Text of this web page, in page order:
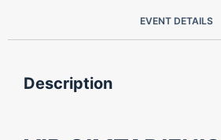
EVENT DETAILS
Description